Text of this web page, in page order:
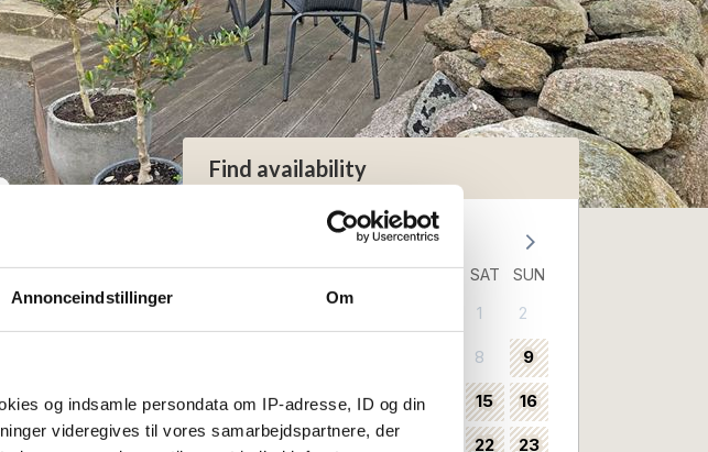
Annonceindstillinger Om
og indsamle persondata om IP-adresse, ID og din
videregives til vores samarbejdspartnere, der
Find availability
August 2026
MON TUE WED THU FRI SAT SUN
1 2
8 9
33 10 11 12 13 15 16
17 18 22 23